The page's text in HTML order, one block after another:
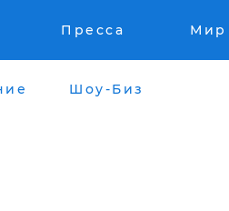
Пресса Мир
Шоу-Биз